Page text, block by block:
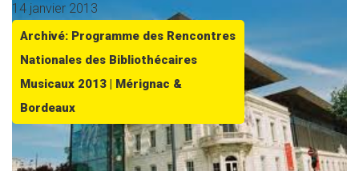
14 janvier 2013
Archivé: Programme des Rencontres
Nationales des Bibliothécaires
Musicaux 2013 | Mérignac &
Bordeaux